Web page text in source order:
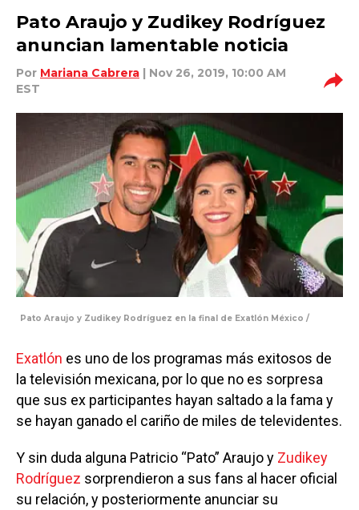
Pato Araujo y Zudikey Rodríguez
anuncian lamentable noticia
Por Mariana Cabrera | Nov 26, 2019, 10:00 AM
EST
Pato Araujo y Zudikey Rodríguez en la final de Exatlón México /
Exatlón es uno de los programas más exitosos de
la televisión mexicana, por lo que no es sorpresa
que sus ex participantes hayan saltado a la fama y
se hayan ganado el cariño de miles de televidentes.
Y sin duda alguna Patricio “Pato” Araujo y Zudikey
Rodríguez sorprendieron a sus fans al hacer oficial
su relación, y posteriormente anunciar su